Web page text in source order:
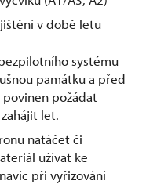
v době letu
systému
památku a před
požádat
let.
natáčet či
užívat ke
při vyřizování